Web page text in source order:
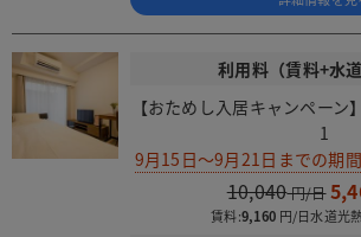
利用料（賃料+水
【おためし入居キャンペー
1
9月15日～9月21日までの期
10,040
賃料:9,160 水道光